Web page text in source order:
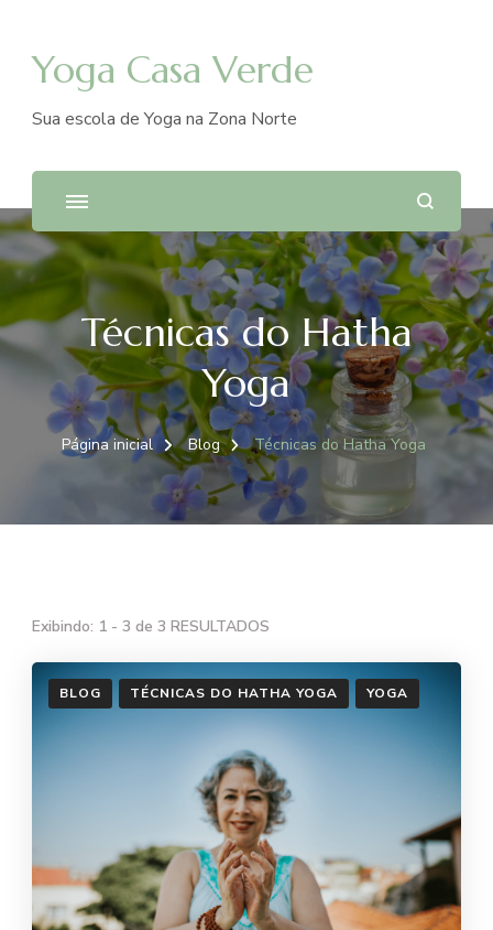
Yoga Casa Verde
Sua escola de Yoga na Zona Norte
Técnicas do Hatha
Yoga
Página inicial Blog Técnicas do Hatha Yoga
Exibindo: 1 - 3 de 3 RESULTADOS
BLOG TÉCNICAS DO HATHA YOGA YOGA